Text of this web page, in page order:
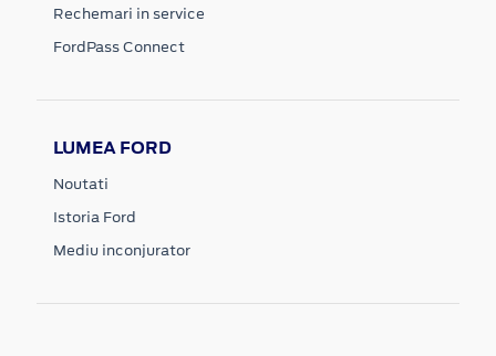
Rechemari in service
FordPass Connect
LUMEA FORD
Noutati
Istoria Ford
Mediu inconjurator